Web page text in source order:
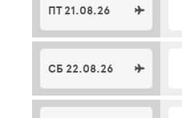
ПТ 21.08.26
СБ 22.08.26